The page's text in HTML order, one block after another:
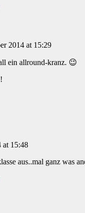
2014 at 15:29
ein allround-kranz. 😉
at 15:48
aus..mal ganz was